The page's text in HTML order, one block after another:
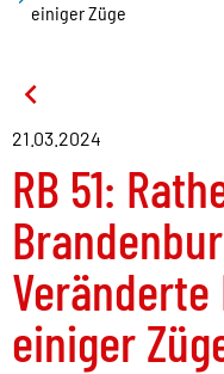
einiger Züge
21.03.2024
RB 51:
einiger